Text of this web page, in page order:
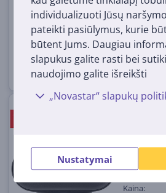
individualizuoti Jūsų
pateikti pasiūlymus, kurie
būtent Jums. Daugiau
slapukus galite rasti bei
naudojimo galite išreikšti
„Novastar“ slapukų
Nustatymai
199
Denon
Turime
Kaina: